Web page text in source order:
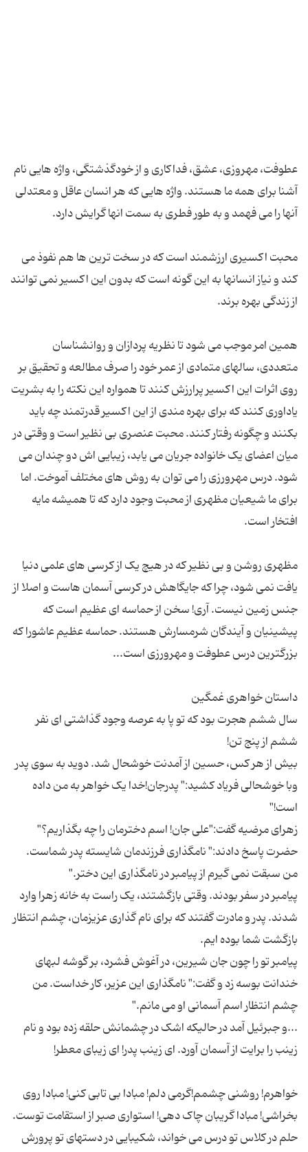
عطوفت، مهروزی، عشق، فداکاری و از خودگذشتگی، واژه هایی نام
آشنا برای همه ما هستند. واژه هایی که هر انسان عاقل و معتدلی
محبت اکسیری ارزشمند است که در سخت ترین ها هم نفوذ می
کند و نیاز انسانها به این گونه است که بدون این اکسیر نمی توانند
همین امر موجب می شود تا نظریه پردازان و روانشناسان
متعددی، سالهای متمادی از عمر خود را صرف مطالعه و تحقیق بر
روی اثرات این اکسیر پرارزش کنند تا همواره این نکته را به بشریت
یاداوری کنند که برای بهره مندی از این اکسیر قدرتمند چه باید
بکنند و چگونه رفتار کنند. محبت عنصری بی نظیر است و وقتی در
میان اعضای یک خانواده جریان می یابد، زیبایی اش دو چندان می
شود. درس مهرورزی را می توان به روش های مختلف آموخت. اما
برای ما شیعیان مظهری از محبت وجود دارد که تا همیشه مایه
مظهری روشن و بی نظیر که در هیچ یک از کرسی های علمی دنیا
یافت نمی شود، چرا که جایگاهش در کرسی آسمان هاست و اصلا از
جنس زمین نیست. آری! سخن از حماسه ای عظیم است که
پیشینیان و آیندگان شرمسارش هستند. حماسه عظیم عاشورا که
سال ششم هجرت بود که تو پا به عرصه وجود گذاشتی ای نفر
بیش از هر کس، حسین از آمدنت خوشحال شد. دوید به سوی پدر
وبا خوشحالی فریاد کشید:" پدرجان!خدا یک خواهر به من داده
حضرت پاسخ دادند:" نامگذاری فرزندمان شایسته پدر شماست.
پیامبر در سفر بودند. وقتی بازگشتند، یک راست به خانه زهرا وارد
شدند. پدر و مادرت گفتند که برای نام گذاری عزیزمان، چشم انتظار
پیامبر تو را چون جان شیرین، در آغوش فشرد، بر گوشه لبهای
خندانت بوسه زد و گفت:" نامگذاری این عزیر، کار خداست. من
...و جبرئیل آمد در حالیکه اشک در چشمانش حلقه زده بود و نام
خواهرم! روشنی چشمم!گرمی دلم! مبادا بی تابی کنی! مبادا روی
بخراشی! مبادا گریبان چاک دهی! استواری صبر از استقامت توست.
حلم در کلاس تو درس می خواند، شکیبایی در دستهای تو پرورش